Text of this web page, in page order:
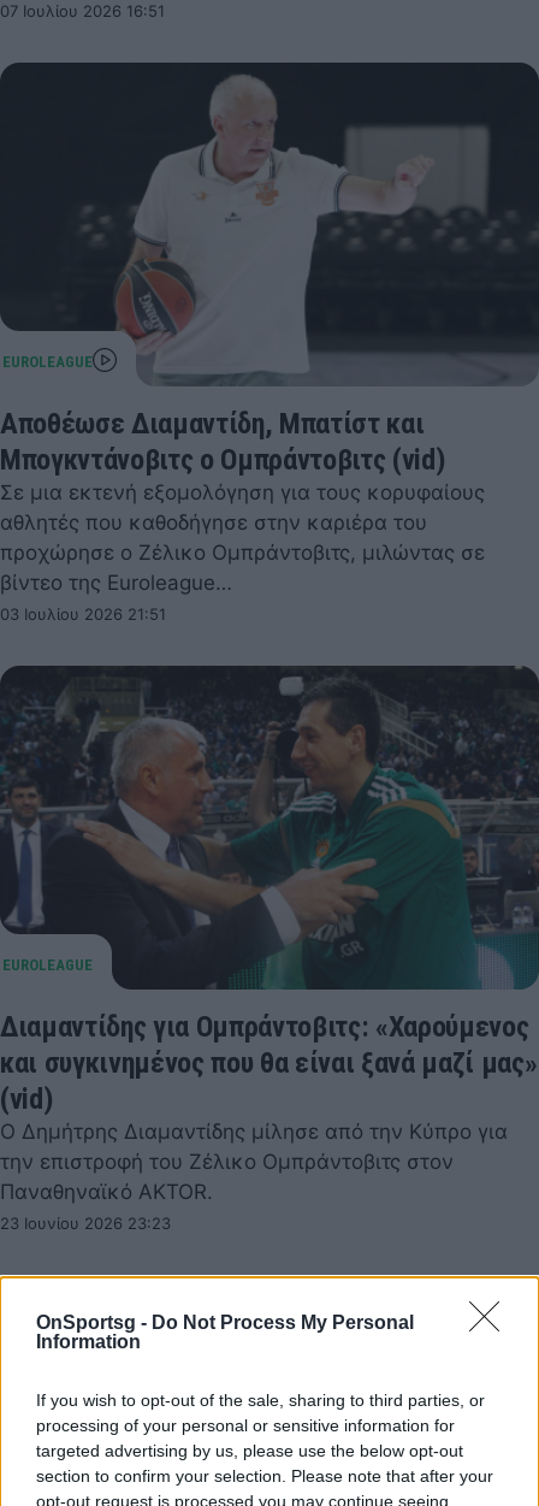
OnSportsg - Do Not Process My Personal
Information
If you wish to opt-out of the sale, sharing to third parties, or
processing of your personal or sensitive information for
targeted advertising by us, please use the below opt-out
section to confirm your selection. Please note that after your
opt-out request is processed you may continue seeing
07 Ιουλίου 2026 16:51
Αποθέωσε Διαμαντίδη, Μπατίστ και
Μπογκντάνοβιτς ο Ομπράντοβιτς (vid)
Σε μια εκτενή εξομολόγηση για τους κορυφαίους
αθλητές που καθοδήγησε στην καριέρα του
προχώρησε ο Ζέλικο Ομπράντοβιτς, μιλώντας σε
βίντεο της Euroleague…
03 Ιουλίου 2026 21:51
Διαμαντίδης για Ομπράντοβιτς: «Χαρούμενος
και συγκινημένος που θα είναι ξανά μαζί μας»
(vid)
Ο Δημήτρης Διαμαντίδης μίλησε από την Κύπρο για
την επιστροφή του Ζέλικο Ομπράντοβιτς στον
Παναθηναϊκό AKTOR.
23 Ιουνίου 2026 23:23